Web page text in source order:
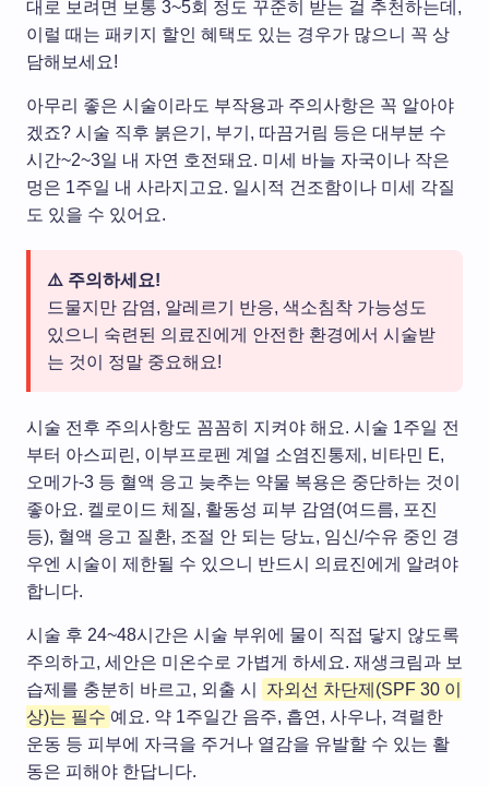
대로 보려면 보통 3~5회 정도 꾸준히 받는 걸 추천하는데,
이럴 때는 패키지 할인 혜택도 있는 경우가 많으니 꼭 상
담해보세요!
아무리 좋은 시술이라도 부작용과 주의사항은 꼭 알아야
겠죠? 시술 직후 붉은기, 부기, 따끔거림 등은 대부분 수
시간~2~3일 내 자연 호전돼요. 미세 바늘 자국이나 작은
멍은 1주일 내 사라지고요. 일시적 건조함이나 미세 각질
도 있을 수 있어요.
⚠️ 주의하세요!
드물지만 감염, 알레르기 반응, 색소침착 가능성도
있으니 숙련된 의료진에게 안전한 환경에서 시술받
는 것이 정말 중요해요!
시술 전후 주의사항도 꼼꼼히 지켜야 해요. 시술 1주일 전
부터 아스피린, 이부프로펜 계열 소염진통제, 비타민 E,
오메가-3 등 혈액 응고 늦추는 약물 복용은 중단하는 것이
좋아요. 켈로이드 체질, 활동성 피부 감염(여드름, 포진
등), 혈액 응고 질환, 조절 안 되는 당뇨, 임신/수유 중인 경
우엔 시술이 제한될 수 있으니 반드시 의료진에게 알려야
합니다.
시술 후 24~48시간은 시술 부위에 물이 직접 닿지 않도록
주의하고, 세안은 미온수로 가볍게 하세요. 재생크림과 보
습제를 충분히 바르고, 외출 시
자외선 차단제(SPF 30 이
상)는 필수 예요. 약 1주일간 음주, 흡연, 사우나, 격렬한
운동 등 피부에 자극을 주거나 열감을 유발할 수 있는 활
동은 피해야 한답니다.